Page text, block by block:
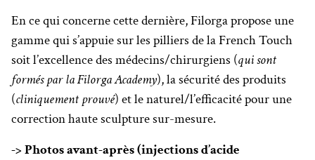
En ce qui concerne cette dernière, Filorga propose une
gamme qui s’appuie sur les pilliers de la French Touch
soit l’excellence des médecins/chirurgiens (qui sont
formés par la Filorga Academy), la sécurité des produits
(cliniquement prouvé) et le naturel/l’efficacité pour une
correction haute sculpture sur-mesure.
-> Photos avant-après (injections d’acide